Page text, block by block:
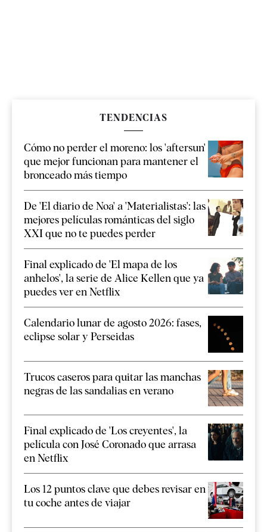
TENDENCIAS
Cómo no perder el moreno: los 'aftersun'
que mejor funcionan para mantener el
bronceado más tiempo
De 'El diario de Noa' a 'Materialistas': las
mejores películas románticas del siglo
XXI que no te puedes perder
Final explicado de 'El mapa de los
anhelos', la serie de Alice Kellen que ya
puedes ver en Netflix
Calendario lunar de agosto 2026: fases,
eclipse solar y Perseidas
Trucos caseros para quitar las manchas
negras de las sandalias en verano
Final explicado de 'Los creyentes', la
película con José Coronado que arrasa
en Netflix
Los 12 puntos clave que debes revisar en
tu coche antes de viajar